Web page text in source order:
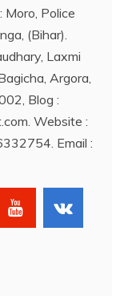
Moro, Police
(Bihar).
Laxmi
Argora,
Blog :
Website :
Email :